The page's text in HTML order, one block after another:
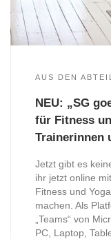
AUS DEN
NEU: „SG
für Fitness
Trainerinnen
Jetzt gibt es
ihr jetzt online
Fitness und
machen. Als
„Teams“ von
PC, Laptop,